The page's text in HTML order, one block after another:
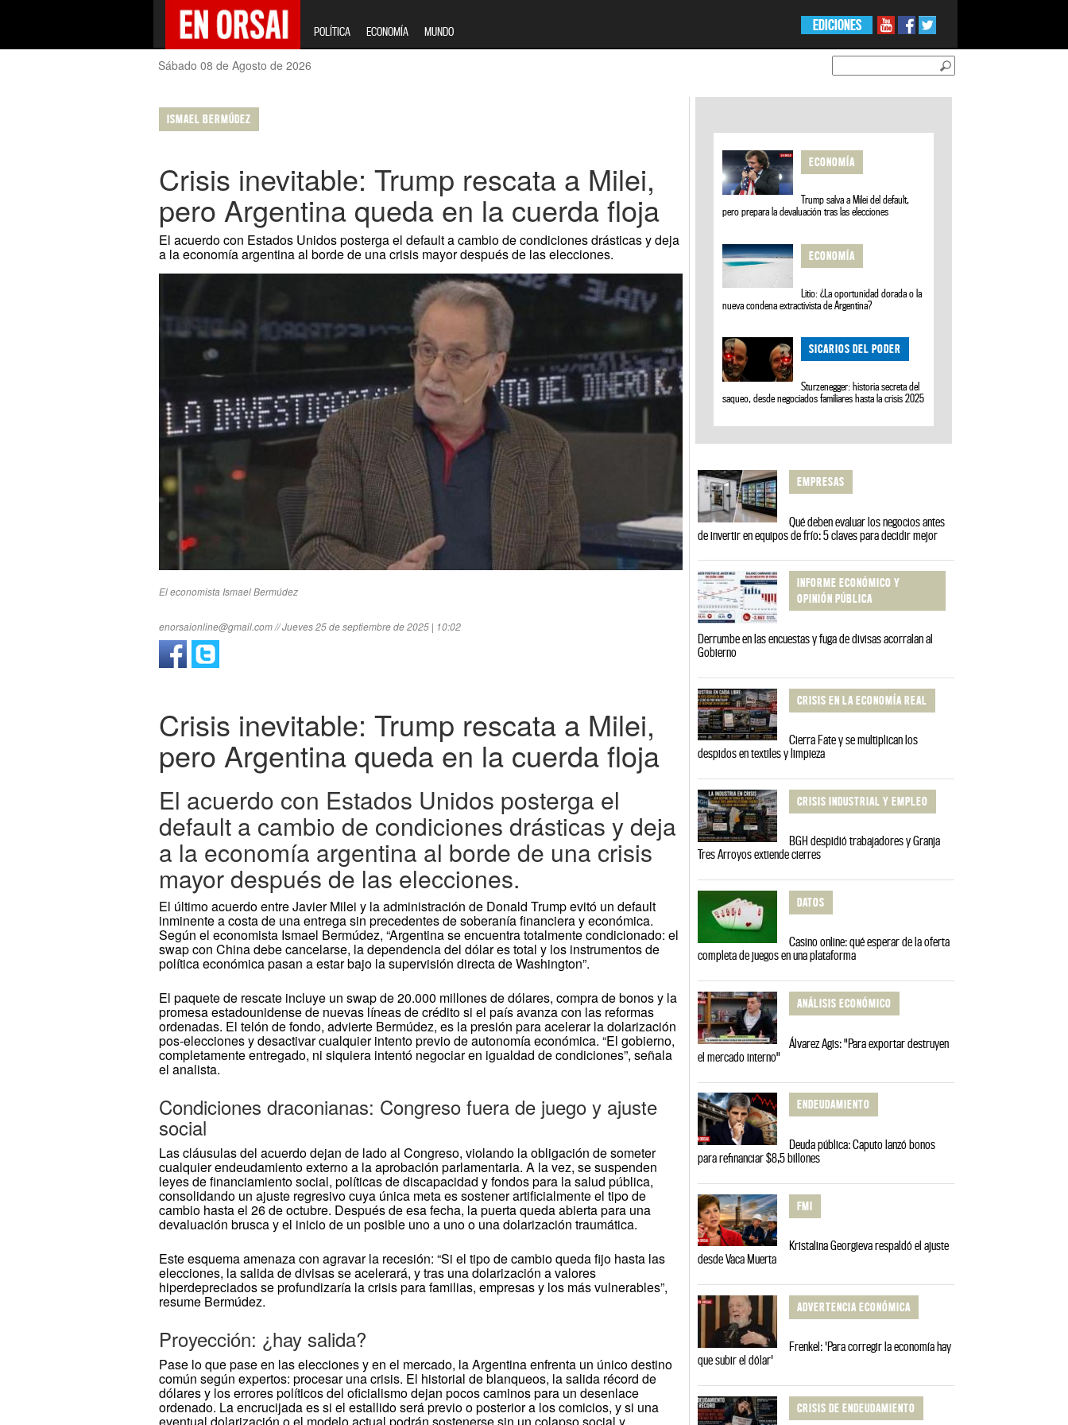
POLÍTICA ECONOMÍA MUNDO EDICIONES
Sábado 08 de Agosto de 2026
ISMAEL BERMÚDEZ
Crisis inevitable: Trump rescata a Milei,
pero Argentina queda en la cuerda floja
El acuerdo con Estados Unidos posterga el default a cambio de condiciones drásticas y deja
a la economía argentina al borde de una crisis mayor después de las elecciones.
El economista Ismael Bermúdez
enorsaionline@gmail.com // Jueves 25 de septiembre de 2025 | 10:02
Crisis inevitable: Trump rescata a Milei,
pero Argentina queda en la cuerda floja
El acuerdo con Estados Unidos posterga el
default a cambio de condiciones drásticas y deja
a la economía argentina al borde de una crisis
mayor después de las elecciones.
El último acuerdo entre Javier Milei y la administración de Donald Trump evitó un default
inminente a costa de una entrega sin precedentes de soberanía financiera y económica.
Según el economista Ismael Bermúdez, “Argentina se encuentra totalmente condicionado: el
swap con China debe cancelarse, la dependencia del dólar es total y los instrumentos de
política económica pasan a estar bajo la supervisión directa de Washington”.
El paquete de rescate incluye un swap de 20.000 millones de dólares, compra de bonos y la
promesa estadounidense de nuevas líneas de crédito si el país avanza con las reformas
ordenadas. El telón de fondo, advierte Bermúdez, es la presión para acelerar la dolarización
pos-elecciones y desactivar cualquier intento previo de autonomía económica. “El gobierno,
completamente entregado, ni siquiera intentó negociar en igualdad de condiciones”, señala
el analista.
Condiciones draconianas: Congreso fuera de juego y ajuste
social
Las cláusulas del acuerdo dejan de lado al Congreso, violando la obligación de someter
cualquier endeudamiento externo a la aprobación parlamentaria. A la vez, se suspenden
leyes de financiamiento social, políticas de discapacidad y fondos para la salud pública,
consolidando un ajuste regresivo cuya única meta es sostener artificialmente el tipo de
cambio hasta el 26 de octubre. Después de esa fecha, la puerta queda abierta para una
devaluación brusca y el inicio de un posible uno a uno o una dolarización traumática.
Este esquema amenaza con agravar la recesión: “Si el tipo de cambio queda fijo hasta las
elecciones, la salida de divisas se acelerará, y tras una dolarización a valores
hiperdepreciados se profundizaría la crisis para familias, empresas y los más vulnerables”,
resume Bermúdez.
Proyección: ¿hay salida?
Pase lo que pase en las elecciones y en el mercado, la Argentina enfrenta un único destino
común según expertos: procesar una crisis. El historial de blanqueos, la salida récord de
dólares y los errores políticos del oficialismo dejan pocos caminos para un desenlace
ordenado. La encrucijada es si el estallido será previo o posterior a los comicios, y si una
eventual dolarización o el modelo actual podrán sostenerse sin un colapso social y
ECONOMÍA
Trump salva a Milei del default,
pero prepara la devaluación tras las elecciones
ECONOMÍA
Litio: ¿La oportunidad dorada o la
nueva condena extractivista de Argentina?
SICARIOS DEL PODER
Sturzenegger: historia secreta del
saqueo, desde negociados familiares hasta la crisis 2025
EMPRESAS
Qué deben evaluar los negocios antes
de invertir en equipos de frío: 5 claves para decidir mejor
INFORME ECONÓMICO Y
OPINIÓN PÚBLICA
Derrumbe en las encuestas y fuga de divisas acorralan al
Gobierno
CRISIS EN LA ECONOMÍA REAL
Cierra Fate y se multiplican los
despidos en textiles y limpieza
CRISIS INDUSTRIAL Y EMPLEO
BGH despidió trabajadores y Granja
Tres Arroyos extiende cierres
DATOS
Casino online: qué esperar de la oferta
completa de juegos en una plataforma
ANÁLISIS ECONÓMICO
Álvarez Agis: "Para exportar destruyen
el mercado interno"
ENDEUDAMIENTO
Deuda pública: Caputo lanzó bonos
para refinanciar $8,5 billones
FMI
Kristalina Georgieva respaldó el ajuste
desde Vaca Muerta
ADVERTENCIA ECONÓMICA
Frenkel: 'Para corregir la economía hay
que subir el dólar'
CRISIS DE ENDEUDAMIENTO